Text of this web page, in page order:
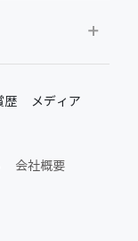
歴 メディア
会社概要